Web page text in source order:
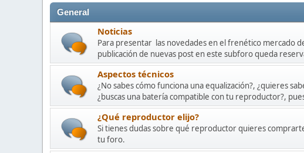
General
Noticias
Para presentar las novedades en el frenético mercado
publicación de nuevas post en este subforo queda
Aspectos técnicos
¿No sabes cómo funciona una equalización?, ¿quieres
¿buscas una batería compatible con tu reproductor?,
¿Qué reproductor elijo?
Si tienes dudas sobre qué reproductor quieres
tu foro.